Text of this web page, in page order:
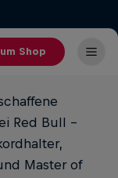
Shop
Red Bull -
Master of